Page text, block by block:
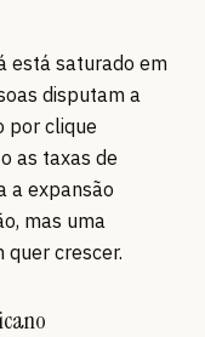
está saturado em
disputam a
por clique
as taxas de
a expansão
mas uma
quer crescer.